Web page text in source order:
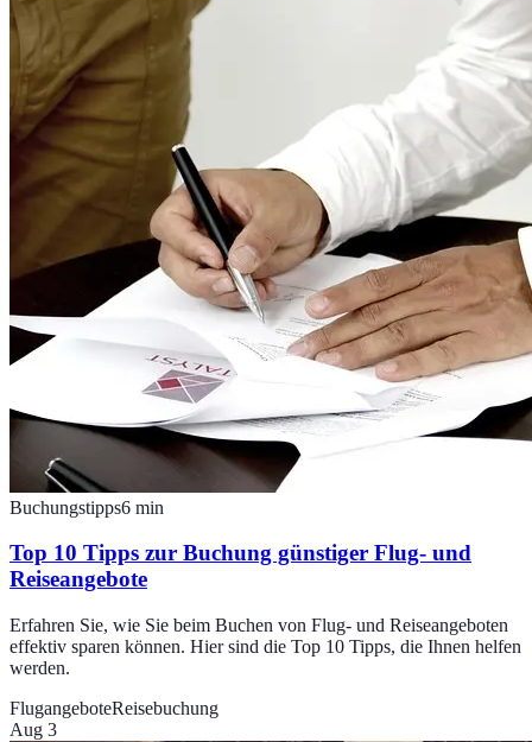
Buchungstipps6 min
Top 10 Tipps zur Buchung günstiger Flug- und
Reiseangebote
Erfahren Sie, wie Sie beim Buchen von Flug- und Reiseangeboten
effektiv sparen können. Hier sind die Top 10 Tipps, die Ihnen helfen
werden.
FlugangeboteReisebuchung
Aug 3